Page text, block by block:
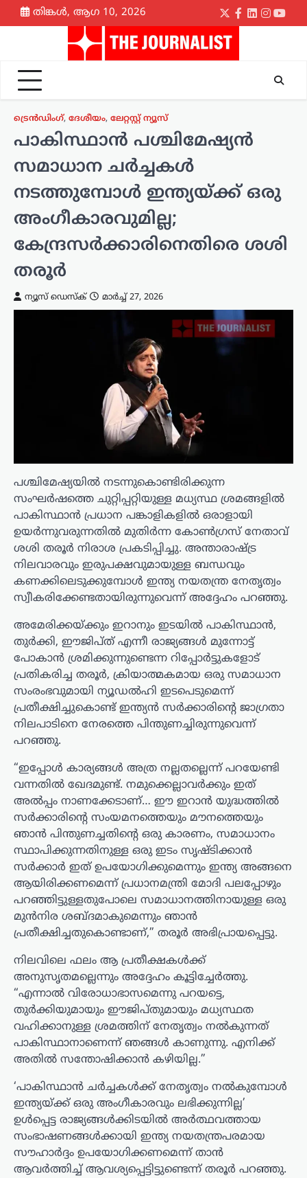
Skip
to
തിങ്കൾ, ആഗ 10, 2026
Twitter
Facebook
LinkedIn
ട്രെൻഡിംഗ്, ദേശീയം, ലേറ്റസ്റ്റ് ന്യൂസ്
പാകിസ്ഥാന്‍ പശ്ചിമേഷ്യന്‍
സമാധാന ചര്‍ച്ചകള്‍
നടത്തുമ്പോള്‍ ഇന്ത്യയ്ക്ക് ഒരു
അംഗീകാരവുമില്ല;
കേന്ദ്രസർക്കാരിനെതിരെ ശശി
തരൂര്‍
ന്യൂസ് ഡെസ്ക് മാർച്ച്‌ 27, 2026
പശ്ചിമേഷ്യയിൽ നടന്നുകൊണ്ടിരിക്കുന്ന
സംഘർഷത്തെ ചുറ്റിപ്പറ്റിയുള്ള മധ്യസ്ഥ ശ്രമങ്ങളിൽ
പാകിസ്ഥാൻ പ്രധാന പങ്കാളികളിൽ ഒരാളായി
ഉയർന്നുവരുന്നതിൽ മുതിർന്ന കോൺഗ്രസ് നേതാവ്
ശശി തരൂർ നിരാശ പ്രകടിപ്പിച്ചു. അന്താരാഷ്ട്ര
നിലവാരവും ഇരുപക്ഷവുമായുള്ള ബന്ധവും
കണക്കിലെടുക്കുമ്പോൾ ഇന്ത്യ നയതന്ത്ര നേതൃത്വം
സ്വീകരിക്കേണ്ടതായിരുന്നുവെന്ന് അദ്ദേഹം പറഞ്ഞു.
അമേരിക്കയ്ക്കും ഇറാനും ഇടയിൽ പാകിസ്ഥാൻ,
തുർക്കി, ഈജിപ്ത് എന്നീ രാജ്യങ്ങൾ മുന്നോട്ട്
പോകാൻ ശ്രമിക്കുന്നുണ്ടെന്ന റിപ്പോർട്ടുകളോട്
പ്രതികരിച്ച തരൂർ, ക്രിയാത്മകമായ ഒരു സമാധാന
സംരംഭവുമായി ന്യൂഡൽഹി ഇടപെടുമെന്ന്
പ്രതീക്ഷിച്ചുകൊണ്ട് ഇന്ത്യൻ സർക്കാരിന്റെ ജാഗ്രതാ
നിലപാടിനെ നേരത്തെ പിന്തുണച്ചിരുന്നുവെന്ന്
പറഞ്ഞു.
“ഇപ്പോൾ കാര്യങ്ങൾ അത്ര നല്ലതല്ലെന്ന് പറയേണ്ടി
വന്നതിൽ ഖേദമുണ്ട്. നമുക്കെല്ലാവർക്കും ഇത്
അൽപ്പം നാണക്കേടാണ്… ഈ ഇറാൻ യുദ്ധത്തിൽ
സർക്കാരിന്റെ സംയമനത്തെയും മൗനത്തെയും
ഞാൻ പിന്തുണച്ചതിന്റെ ഒരു കാരണം, സമാധാനം
സ്ഥാപിക്കുന്നതിനുള്ള ഒരു ഇടം സൃഷ്ടിക്കാൻ
സർക്കാർ ഇത് ഉപയോഗിക്കുമെന്നും ഇന്ത്യ അങ്ങനെ
ആയിരിക്കണമെന്ന് പ്രധാനമന്ത്രി മോദി പലപ്പോഴും
പറഞ്ഞിട്ടുള്ളതുപോലെ സമാധാനത്തിനായുള്ള ഒരു
മുൻനിര ശബ്ദമാകുമെന്നും ഞാൻ
പ്രതീക്ഷിച്ചതുകൊണ്ടാണ്,” തരൂർ അഭിപ്രായപ്പെട്ടു.
നിലവിലെ ഫലം ആ പ്രതീക്ഷകൾക്ക്
അനുസൃതമല്ലെന്നും അദ്ദേഹം കൂട്ടിച്ചേർത്തു.
“എന്നാൽ വിരോധാഭാസമെന്നു പറയട്ടെ,
തുർക്കിയുമായും ഈജിപ്തുമായും മധ്യസ്ഥത
വഹിക്കാനുള്ള ശ്രമത്തിന് നേതൃത്വം നൽകുന്നത്
പാകിസ്ഥാനാണെന്ന് ഞങ്ങൾ കാണുന്നു. എനിക്ക്
അതിൽ സന്തോഷിക്കാൻ കഴിയില്ല.”
‘പാകിസ്ഥാൻ ചർച്ചകൾക്ക് നേതൃത്വം നൽകുമ്പോൾ
ഇന്ത്യയ്ക്ക് ഒരു അംഗീകാരവും ലഭിക്കുന്നില്ല’
ഉൾപ്പെട്ട രാജ്യങ്ങൾക്കിടയിൽ അർത്ഥവത്തായ
സംഭാഷണങ്ങൾക്കായി ഇന്ത്യ നയതന്ത്രപരമായ
സൗഹാർദ്ദം ഉപയോഗിക്കണമെന്ന് താൻ
ആവർത്തിച്ച് ആവശ്യപ്പെട്ടിട്ടുണ്ടെന്ന് തരൂർ പറഞ്ഞു.